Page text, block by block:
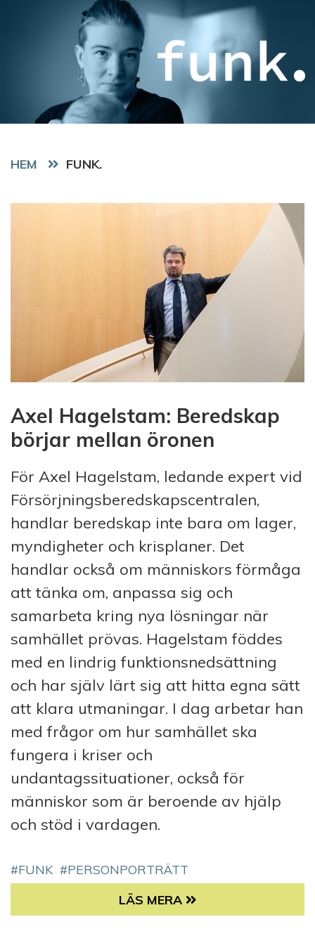
HEM FUNK.
Axel Hagelstam: Beredskap
börjar mellan öronen
För Axel Hagelstam, ledande expert vid
Försörjningsberedskapscentralen,
handlar beredskap inte bara om lager,
myndigheter och krisplaner. Det
handlar också om människors förmåga
att tänka om, anpassa sig och
samarbeta kring nya lösningar när
samhället prövas. Hagelstam föddes
med en lindrig funktionsnedsättning
och har själv lärt sig att hitta egna sätt
att klara utmaningar. I dag arbetar han
med frågor om hur samhället ska
fungera i kriser och
undantagssituationer, också för
människor som är beroende av hjälp
och stöd i vardagen.
FUNK
PERSONPORTRÄTT
AXEL HAGELSTAM:
LÄS MERA